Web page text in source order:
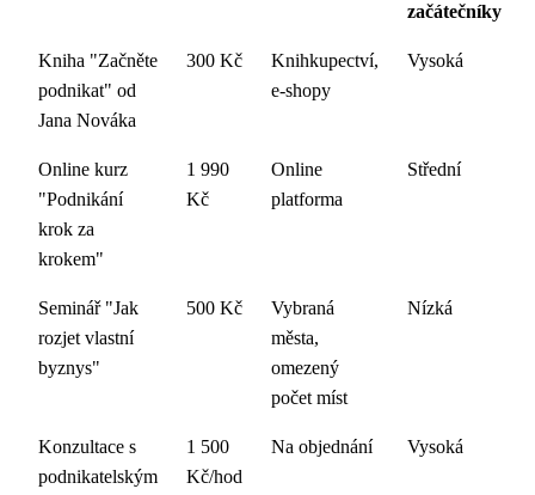
začátečníky
Kniha "Začněte
podnikat" od
Jana Nováka
300 Kč
Knihkupectví,
e-shopy
Vysoká
Online kurz
"Podnikání
krok za
krokem"
1 990
Kč
Online
platforma
Střední
Seminář "Jak
rozjet vlastní
byznys"
500 Kč
Vybraná
města,
omezený
počet míst
Nízká
Konzultace s
podnikatelským
1 500
Kč/hod
Na objednání Vysoká